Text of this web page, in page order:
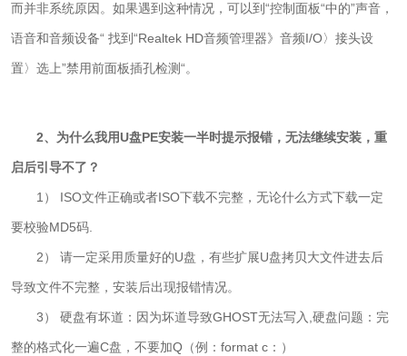
而并非系统原因。如果遇到这种情况，可以到“控制面板“中的”声音，
语音和音频设备“ 找到“Realtek HD音频管理器》音频I/O〉接头设
置〉选上”禁用前面板插孔检测“。
2、为什么我用U盘PE安装一半时提示报错，无法继续安装，重
启后引导不了？
1） ISO文件正确或者ISO下载不完整，无论什么方式下载一定
要校验MD5码.
2） 请一定采用质量好的U盘，有些扩展U盘拷贝大文件进去后
导致文件不完整，安装后出现报错情况。
3） 硬盘有坏道：因为坏道导致GHOST无法写入,硬盘问题：完
整的格式化一遍C盘，不要加Q（例：format c：）